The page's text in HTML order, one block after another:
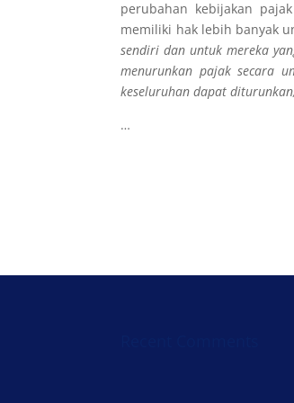
perubahan kebijakan
memiliki hak lebih banyak
sendiri dan untuk mereka
menurunkan pajak secara
keseluruhan dapat
…